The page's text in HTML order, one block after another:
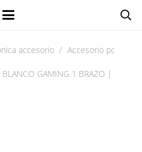
accesorio / Accesorio pc
GAMING 1 BRAZO |